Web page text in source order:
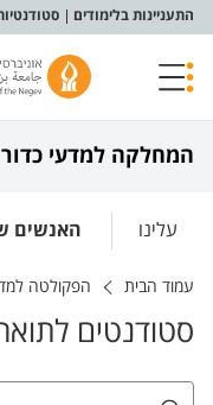
תפריט נגישות
התעניינות בלימודים
המחלקה למדעי
עלינו האנשים
עמוד הבית הפקולטה
סטודנטים